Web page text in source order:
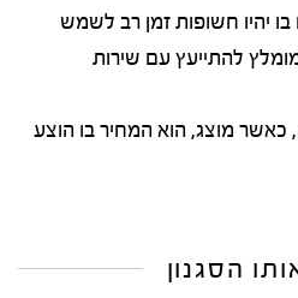
יהיו חשופות זמן רב לשמש
מומלץ להתייעץ עם שירות
כאשר מוצג, הוא המחיר בו הוצע
הסגנון